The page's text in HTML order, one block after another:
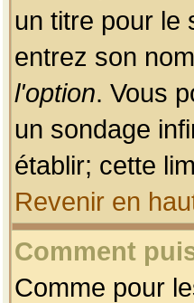
un titre pour le
entrez son
l'option. Vous
un sondage
établir; cette
Revenir en
Comment
Comme pour